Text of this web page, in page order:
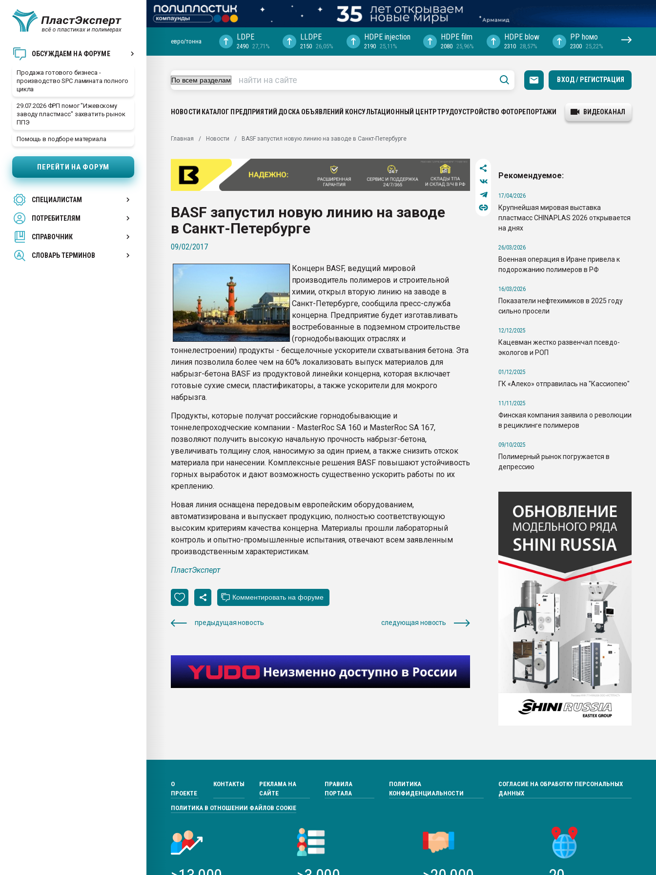
ОБСУЖДАЕМ НА ФОРУМЕ
Продажа готового бизнеса -
производство SPC ламината полного
цикла
29.07.2026 ФРП помог "Ижевскому
заводу пластмасс" захватить рынок
ППЭ
Помощь в подборе материала
ПЕРЕЙТИ НА ФОРУМ
СПЕЦИАЛИСТАМ
ПОТРЕБИТЕЛЯМ
СПРАВОЧНИК
СЛОВАРЬ ТЕРМИНОВ
28.07.2026 "Технониколь" довольна
Всё, что касается выдува ПЭТ
Материал поверхности пуансона для
Продам отходы Композиция
поликарбоната и АБС-пластика
Armaloy PC/ABS-1IM черный цвет
Профильная литература. Продажа,
покупка, обмен
евро/тонна LDPE
2490 27,71%
LLDPE
2150 26,05%
HDPE injection
2190 25,11%
HDPE film
2080 25,96%
HDPE blow
2310 28,57%
PP hомо
2300 25,22%
ВХОД / РЕГИСТРАЦИЯ
НОВОСТИ КАТАЛОГ ПРЕДПРИЯТИЙ ДОСКА ОБЪЯВЛЕНИЙ КОНСУЛЬТАЦИОННЫЙ ЦЕНТРТРУДОУСТРОЙСТВО ФОТОРЕПОРТАЖИ ВИДЕОКАНАЛ
Главная Новости BASF запустил новую линию на заводе в Санкт-Петербурге
BASF запустил новую линию на заводе
в Санкт-Петербурге
09/02/2017
Концерн BASF, ведущий мировой
производитель полимеров и строительной
химии, открыл вторую линию на заводе в
Санкт-Петербурге, сообщила пресс-служба
концерна. Предприятие будет изготавливать
востребованные в подземном строительстве
(горнодобывающих отраслях и
тоннелестроении) продукты - бесщелочные ускорители схватывания бетона. Эта
линия позволила более чем на 60% локализовать выпуск материалов для
набрызг-бетона BASF из продуктовой линейки концерна, которая включает
готовые сухие смеси, пластификаторы, а также ускорители для мокрого
набрызга.
Продукты, которые получат российские горнодобывающие и
тоннелепроходческие компании - MasterRoc SA 160 и MasterRoc SA 167,
позволяют получить высокую начальную прочность набрызг-бетона,
увеличивать толщину слоя, наносимую за один прием, а также снизить отскок
материала при нанесении. Комплексные решения BASF повышают устойчивость
горных выработок и дают возможность существенно ускорить работы по их
креплению.
Новая линия оснащена передовым европейским оборудованием,
автоматизирована и выпускает продукцию, полностью соответствующую
высоким критериям качества концерна. Материалы прошли лабораторный
контроль и опытно-промышленные испытания, отвечают всем заявленным
производственным характеристикам.
ПластЭксперт
предыдущая новость следующая новость
Рекомендуемое:
17/04/2026
Крупнейшая мировая выставка
пластмасс CHINAPLAS 2026 открывается
на днях
26/03/2026
Военная операция в Иране привела к
подорожанию полимеров в РФ
16/03/2026
Показатели нефтехимиков в 2025 году
сильно просели
12/12/2025
Кацевман жестко развенчал псевдо-
экологов и РОП
01/12/2025
ГК «Алеко» отправилась на "Кассиопею"
11/11/2025
Финская компания заявила о революции
в рециклинге полимеров
09/10/2025
Полимерный рынок погружается в
депрессию
О
ПРОЕКТЕ
КОНТАКТЫ
РЕКЛАМА НА
САЙТЕ
ПРАВИЛА
ПОРТАЛА
ПОЛИТИКА
КОНФИДЕНЦИАЛЬНОСТИ
СОГЛАСИЕ НА ОБРАБОТКУ ПЕРСОНАЛЬНЫХ
ДАННЫХ
ПОЛИТИКА В ОТНОШЕНИИ ФАЙЛОВ COOKIE